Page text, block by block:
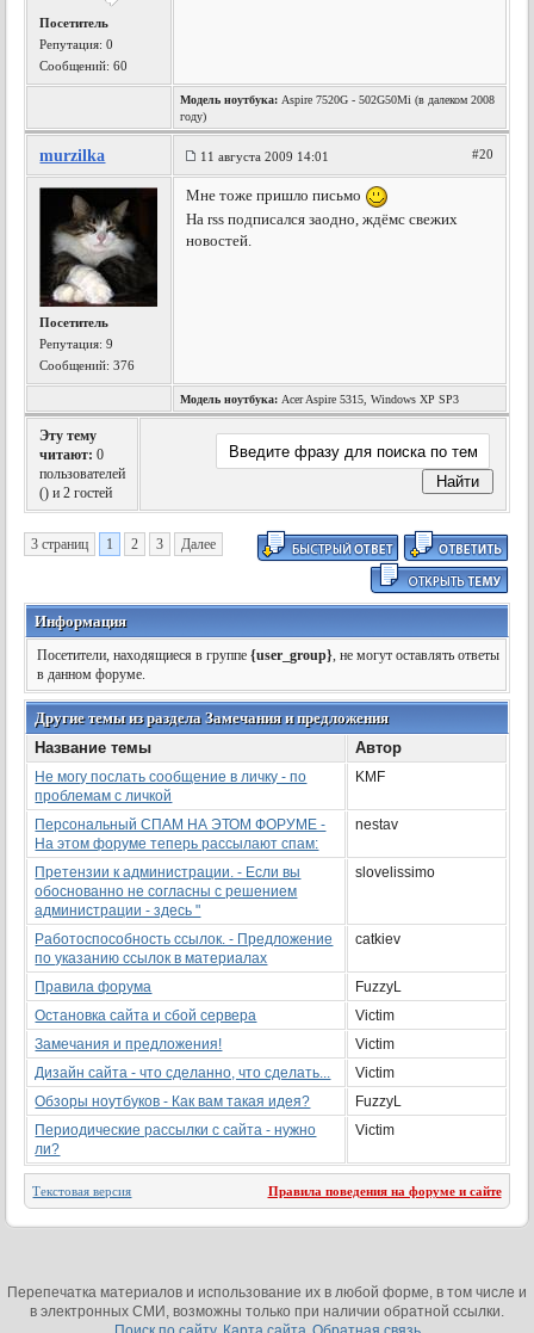
Посетитель
Репутация:0
Сообщений: 60
Модель ноутбука: Aspire 7520G - 502G50Mi (в далеком 2008
году)
murzilka 11 августа 2009 14:01 #20
Посетитель
Репутация:9
Сообщений: 376
Мне тоже пришло письмо
На rss подписался заодно, ждёмс свежих
новостей.
Модель ноутбука: Acer Aspire 5315, Windows XP SP3
Эту тему
читают: 0
пользователей
() и 2 гостей
3 страниц 1 2 3 Далее
Информация
Посетители, находящиеся в группе{user_group}, не могут оставлять ответы
в данном форуме.
Другие темы из раздела Замечания и предложения
Название темы
Автор
Не могу послать сообщение в личку - по
проблемам с личкой
KMF
Персональный СПАМ НА ЭТОМ ФОРУМЕ -
На этом форуме теперь рассылают спам:
nestav
Претензии к администрации. - Если вы
обоснованно не согласны с решением
администрации - здесь "
slovelissimo
Работоспособность ссылок. - Предложение
по указанию ссылок в материалах
catkiev
Правила форума
FuzzyL
Остановка сайта и сбой сервера
Victim
Замечания и предложения!
Victim
Дизайн сайта - что сделанно, что сделать...
Victim
Обзоры ноутбуков - Как вам такая идея?
FuzzyL
Периодические рассылки с сайта - нужно
ли?
Victim
Текстовая версия Правила поведения на форуме и сайте
Перепечатка материалов и использование их в любой форме, в том числе и
в электронных СМИ, возможны только при наличии обратной ссылки.